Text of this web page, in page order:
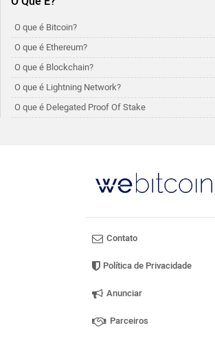
O que é Bitcoin?
O que é Ethereum?
O que é Blockchain?
O que é Lightning Network?
O que é Delegated Proof Of Stake
Contato
Política de Privacidade
Anunciar
Parceiros